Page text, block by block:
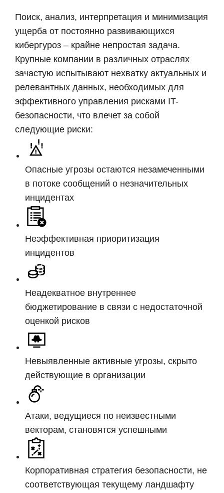
Поиск, анализ, интерпретация и минимизация
ущерба от постоянно развивающихся
кибергуроз – крайне непростая задача.
Крупные компании в различных отраслях
зачастую испытывают нехватку актуальных и
релевантных данных, необходимых для
эффективного управления рисками IT-
безопасности, что влечет за собой
следующие риски:
Опасные угрозы остаются незамеченными
в потоке сообщений о незначительных
инцидентах
Неэффективная приоритизация
инцидентов
Неадекватное внутреннее
бюджетирование в связи с недостаточной
оценкой рисков
Невыявленные активные угрозы, скрыто
действующие в организации
Атаки, ведущиеся по неизвестными
векторам, становятся успешными
Корпоративная стратегия безопасности, не
соответствующая текущему ландшафту